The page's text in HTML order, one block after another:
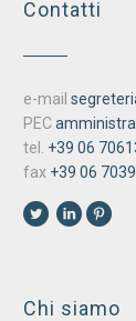
Contatti
e-mail
PEC
tel. +39 06
fax +39 06
Chi siamo